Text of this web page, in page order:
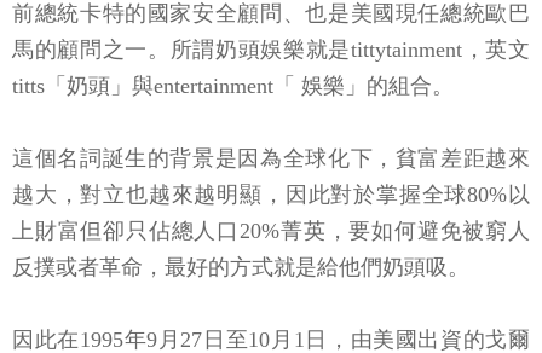
前總統卡特的國家安全顧問、也是美國現任總統歐巴
馬的顧問之一。所謂奶頭娛樂就是tittytainment，英文
titts「奶頭」與entertainment「 娛樂」的組合。
這個名詞誕生的背景是因為全球化下，貧富差距越來
越大，對立也越來越明顯，因此對於掌握全球80%以
上財富但卻只佔總人口20%菁英，要如何避免被窮人
反撲或者革命，最好的方式就是給他們奶頭吸。
因此在1995年9月27日至10月1日，由美國出資的戈爾